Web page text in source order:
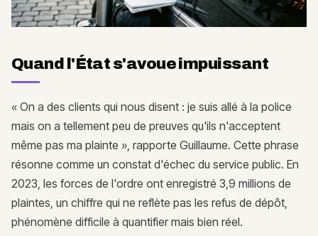
Quand l'État s'avoue impuissant
« On a des clients qui nous disent : je suis allé à la police
mais on a tellement peu de preuves qu'ils n'acceptent
même pas ma plainte », rapporte Guillaume. Cette phrase
résonne comme un constat d'échec du service public. En
2023, les forces de l'ordre ont enregistré 3,9 millions de
plaintes, un chiffre qui ne reflète pas les refus de dépôt,
phénomène difficile à quantifier mais bien réel.